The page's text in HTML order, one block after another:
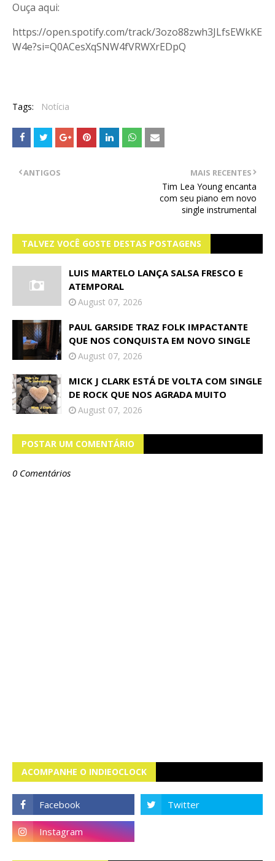
Ouça aqui:
https://open.spotify.com/track/3ozo88zwh3JLfsEWkKE
W4e?si=Q0ACesXqSNW4fVRWXrEDpQ
Tags: Notícia
MAIS RECENTES
Tim Lea Young encanta
com seu piano em novo
single instrumental
ANTIGOS
TALVEZ VOCÊ GOSTE DESTAS POSTAGENS
LUIS MARTELO LANÇA SALSA FRESCO E
ATEMPORAL
August 07, 2026
PAUL GARSIDE TRAZ FOLK IMPACTANTE
QUE NOS CONQUISTA EM NOVO SINGLE
August 07, 2026
MICK J CLARK ESTÁ DE VOLTA COM SINGLE
DE ROCK QUE NOS AGRADA MUITO
August 07, 2026
POSTAR UM COMENTÁRIO
0 Comentários
ACOMPANHE O INDIEOCLOCK